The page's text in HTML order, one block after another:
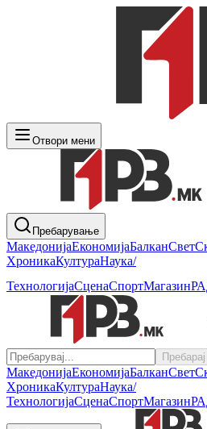
Отвори мени
Пребарување
МакедонијаЕкономијаБалканСвет
ХроникаКултураНаука/
ТехнологијаСценаСпортМагазин
Пребарај
МакедонијаЕкономијаБалканСвет
ХроникаКултураНаука/
ТехнологијаСценаСпортМагазин